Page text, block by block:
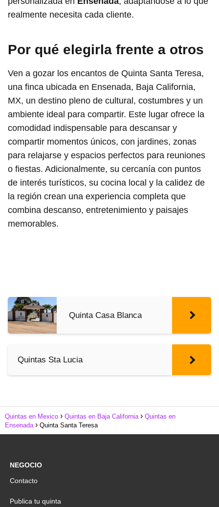
realmente necesita cada cliente.
Por qué elegirla frente a otros
Ven a gozar los encantos de Quinta Santa Teresa,
una finca ubicada en Ensenada, Baja California,
MX, un destino pleno de cultural, costumbres y un
ambiente ideal para compartir. Este lugar ofrece la
comodidad indispensable para descansar y
compartir momentos únicos, con jardines, zonas
para relajarse y espacios perfectos para reuniones
o fiestas. Adicionalmente, su cercanía con puntos
de interés turísticos, su cocina local y la calidez de
la región crean una experiencia completa que
combina descanso, entretenimiento y paisajes
memorables.
Quinta Casa Blanca
Quintas Sta Lucia
Quintas en Mexico Quintas en Baja California
Quintas en
Ensenada
Quinta Santa Teresa
NEGOCIO
Contacto
Publica tu quinta